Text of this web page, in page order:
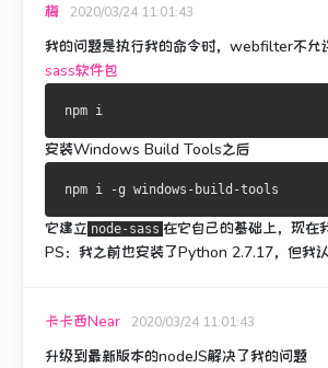
梅 2020/03/24 11:01:43
我的问题是执行我的命令时，webfilter不允
sass软件包
安装Windows Build Tools之后
它建立 node-sass 在它自己的基础上，现在
PS：我之前也安装了Python 2.7.17，但我认
卡卡西Near 2020/03/24 11:01:43
升级到最新版本的nodeJS解决了我的问题